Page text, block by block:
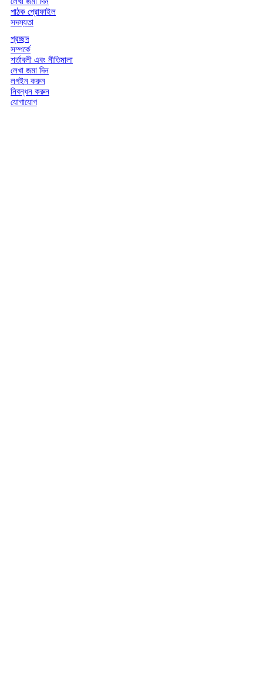
পাঠক প্রোফাইল
সদস্যতা
প্রচ্ছদ
সম্পর্কে
শর্তাবলী এবং নীতিমালা
লেখা জমা দিন
লগইন করুন
নিবন্ধন করুন
যোগাযোগ